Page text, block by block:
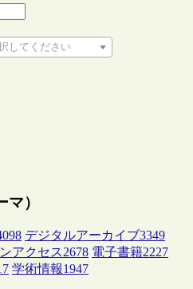
してください
い
）
デジタルアーカイブ3349
アクセス2678 電子書籍2227
学術情報1947